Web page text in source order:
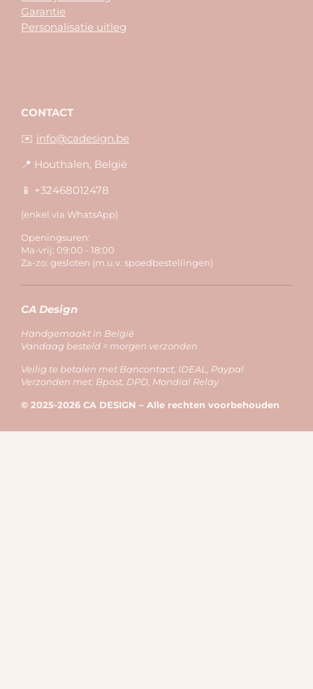
Garantie
Personalisatie uitleg
CONTACT
✉️ info@cadesign.be
📍 Houthalen, België
📱 +32468012478
(enkel via WhatsApp)
Openingsuren:
Ma-vrij: 09:00 - 18:00
Za-zo: gesloten (m.u.v. spoedbestellingen)
CA Design
Handgemaakt in België
Vandaag besteld = morgen verzonden
Veilig te betalen met Bancontact, IDEAL, Paypal
Verzonden met: Bpost, DPD, Mondial Relay
© 2025-2026 CA DESIGN – Alle rechten voorbehouden